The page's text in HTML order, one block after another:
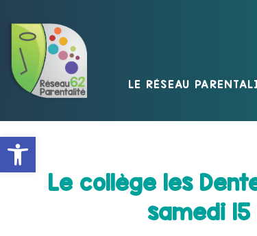
Ouvrir la barre d’outils
LE RÉSEAU
Le collège les
samedi